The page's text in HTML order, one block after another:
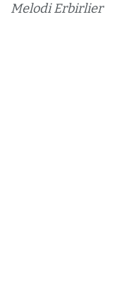
Melodi Erbirlier